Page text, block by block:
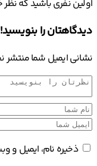
اولین نفری باشید که
دیدگاهتان را بنویسید!
نشانی ایمیل شما منتشر
ذخیره نام، ایمیل و